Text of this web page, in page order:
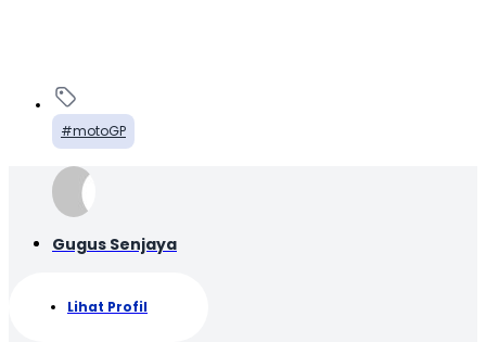
motoGP
Gugus Senjaya
Lihat Profil